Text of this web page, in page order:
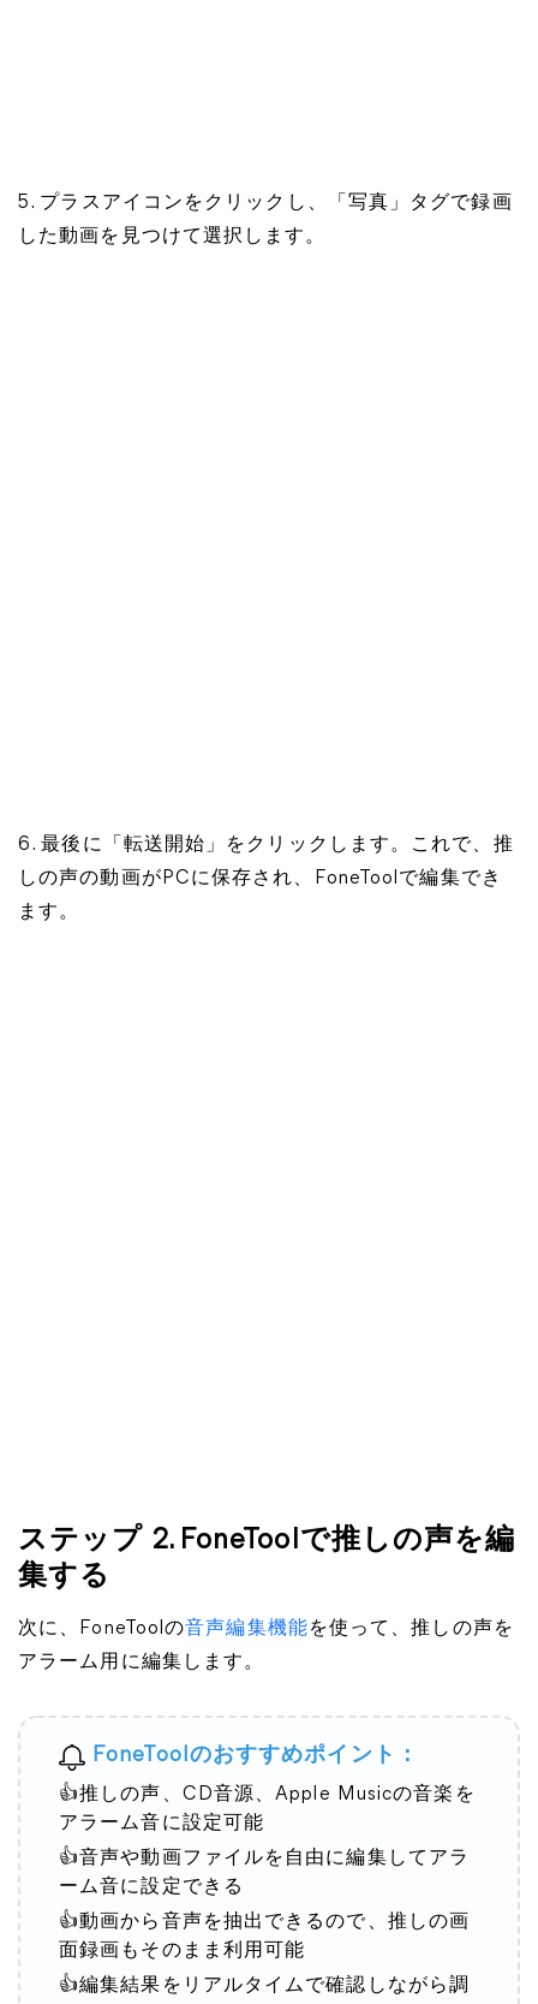
5. プラスアイコンをクリックし、「写真」タグで録画
した動画を見つけて選択します。
6. 最後に「転送開始」をクリックします。これで、推
しの声の動画がPCに保存され、FoneToolで編集でき
ます。
ステップ 2. FoneToolで推しの声を編
集する
次に、FoneToolの音声編集機能を使って、推しの声を
アラーム用に編集します。
FoneToolのおすすめポイント：
👍推しの声、CD音源、Apple Musicの音楽を
アラーム音に設定可能
👍音声や動画ファイルを自由に編集してアラ
ーム音に設定できる
👍動画から音声を抽出できるので、推しの画
面録画もそのまま利用可能
👍編集結果をリアルタイムで確認しながら調